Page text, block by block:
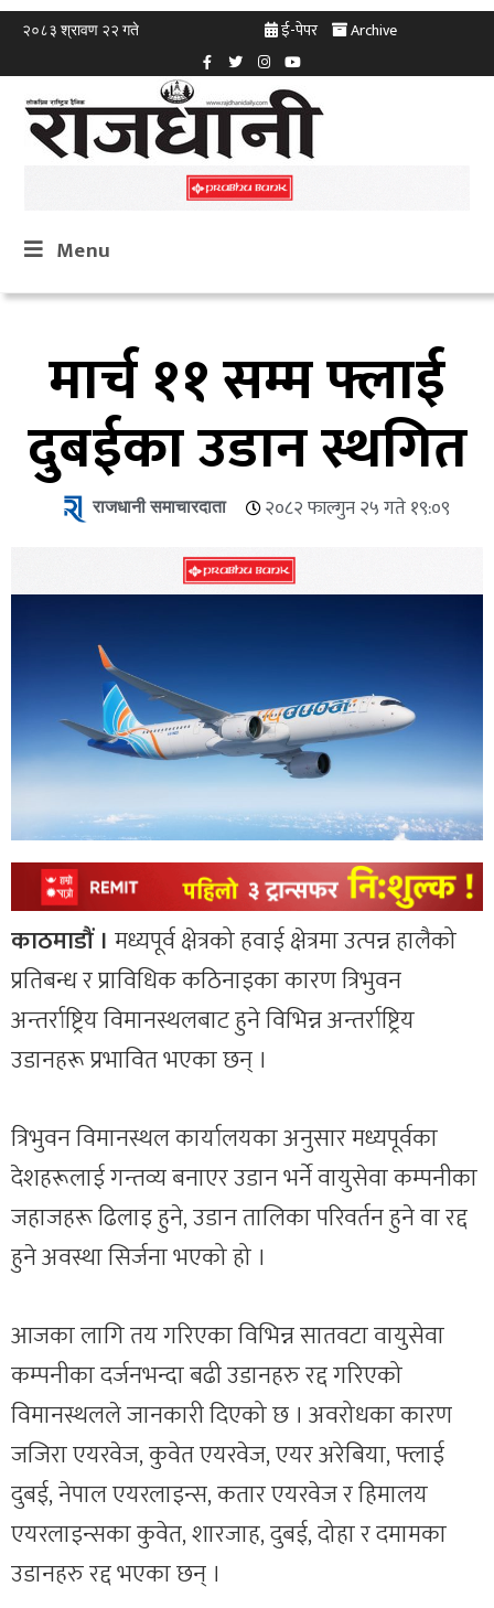
२०८३ श्रावण २२ गते ई-पेपर Archive
Menu
मार्च ११ सम्म फ्लाई
दुबईका उडान स्थगित
राजधानी समाचारदाता २०८२ फाल्गुन २५ गते १९:०९
काठमाडौं । मध्यपूर्व क्षेत्रको हवाई क्षेत्रमा उत्पन्न हालैको
प्रतिबन्ध र प्राविधिक कठिनाइका कारण त्रिभुवन
अन्तर्राष्ट्रिय विमानस्थलबाट हुने विभिन्न अन्तर्राष्ट्रिय
उडानहरू प्रभावित भएका छन् ।
त्रिभुवन विमानस्थल कार्यालयका अनुसार मध्यपूर्वका
देशहरूलाई गन्तव्य बनाएर उडान भर्ने वायुसेवा कम्पनीका
जहाजहरू ढिलाइ हुने, उडान तालिका परिवर्तन हुने वा रद्द
हुने अवस्था सिर्जना भएको हो ।
आजका लागि तय गरिएका विभिन्न सातवटा वायुसेवा
कम्पनीका दर्जनभन्दा बढी उडानहरु रद्द गरिएको
विमानस्थलले जानकारी दिएको छ । अवरोधका कारण
जजिरा एयरवेज, कुवेत एयरवेज, एयर अरेबिया, फ्लाई
दुबई, नेपाल एयरलाइन्स, कतार एयरवेज र हिमालय
एयरलाइन्सका कुवेत, शारजाह, दुबई, दोहा र दमामका
उडानहरु रद्द भएका छन् ।